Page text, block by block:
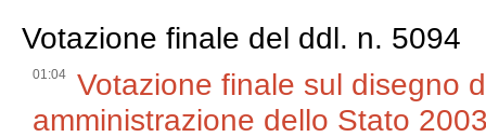
Votazione finale del ddl. n. 5094
01:04
Votazione finale sul disegno
amministrazione dello Stato